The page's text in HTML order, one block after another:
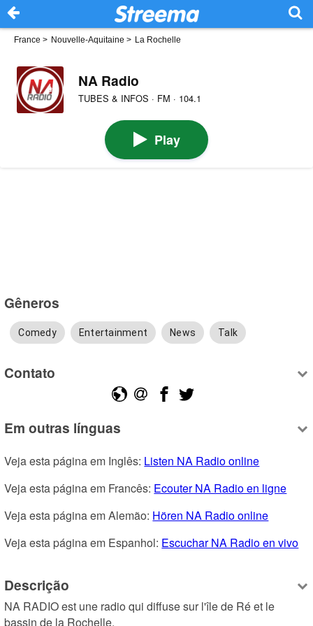
France > Nouvelle-Aquitaine > La Rochelle
NA Radio
TUBES & INFOS · FM · 104.1
Play
Gêneros
Comedy Entertainment News Talk
Contato
Em outras línguas
Veja esta página em Inglês: Listen NA Radio online
Veja esta página em Francês: Ecouter NA Radio en ligne
Veja esta página em Alemão: Hören NA Radio online
Veja esta página em Espanhol: Escuchar NA Radio en vivo
Descrição
NA RADIO est une radio qui diffuse sur l'île de Ré et le
bassin de la Rochelle.